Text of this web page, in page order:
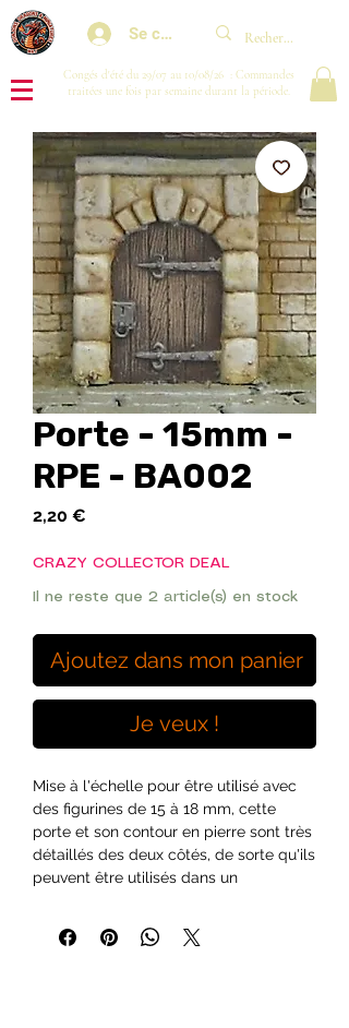
Se connecter
Congés d'été du 29/07 au 10/08/26 : Commandes
traitées une fois par semaine durant la période.
Porte - 15mm -
RPE - BA002
2,20 €
CRAZY COLLECTOR DEAL
Il ne reste que 2 article(s) en stock
Ajoutez dans mon panier
Je veux !
Mise à l'échelle pour être utilisé avec
des figurines de 15 à 18 mm, cette
porte et son contour en pierre sont très
détaillés des deux côtés, de sorte qu'ils
peuvent être utilisés dans un
Avec un cadre carré et un linteau en